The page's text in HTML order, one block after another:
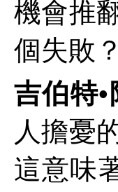
機會推
個失敗？
吉伯特•
人擔憂
這意味